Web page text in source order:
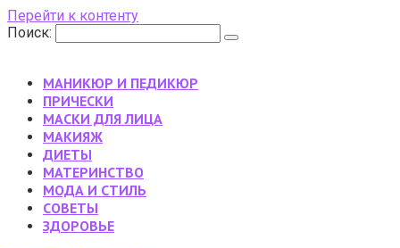
Перейти к контенту
Поиск:
МАНИКЮР И ПЕДИКЮР
ПРИЧЕСКИ
МАСКИ ДЛЯ ЛИЦА
МАКИЯЖ
ДИЕТЫ
МАТЕРИНСТВО
МОДА И СТИЛЬ
CОВЕТЫ
ЗДОРОВЬЕ